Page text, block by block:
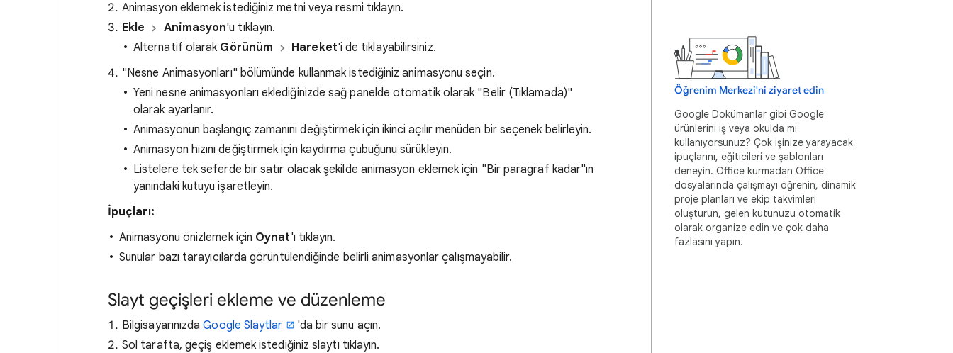
Animasyon eklemek istediğiniz metni veya resmi tıklayın.
Ekle
Animasyon'u tıklayın.
Alternatif olarak Görünüm Hareket'i de tıklayabilirsiniz.
"Nesne Animasyonları" bölümünde kullanmak istediğiniz animasyonu seçin.
Yeni nesne animasyonları eklediğinizde sağ panelde otomatik olarak "Belir (Tıklamada)"
olarak ayarlanır.
Animasyonun başlangıç zamanını değiştirmek için ikinci açılır menüden bir seçenek belirleyin.
Animasyon hızını değiştirmek için kaydırma çubuğunu sürükleyin.
Listelere tek seferde bir satır olacak şekilde animasyon eklemek için "Bir paragraf kadar"ın
yanındaki kutuyu işaretleyin.
İpuçları:
Animasyonu önizlemek için Oynat'ı tıklayın.
Sunular bazı tarayıcılarda görüntülendiğinde belirli animasyonlar çalışmayabilir.
Slayt geçişleri ekleme ve düzenleme
BilgisayarınızdaGoogle Slaytlar
'da bir sunu açın.
Sol tarafta, geçiş eklemek istediğiniz slaytı tıklayın.
Öğrenim Merkezi'ni ziyaret edin
Google Dokümanlar gibi Google
ürünlerini iş veya okulda mı
kullanıyorsunuz? Çok işinize yarayacak
ipuçlarını, eğiticileri ve şablonları
deneyin. Office kurmadan Office
dosyalarında çalışmayı öğrenin, dinamik
proje planları ve ekip takvimleri
oluşturun, gelen kutunuzu otomatik
olarak organize edin ve çok daha
fazlasını yapın.